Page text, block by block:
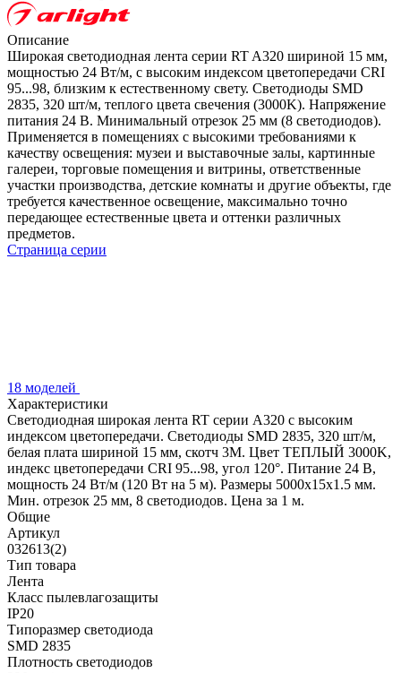
Описание
Широкая светодиодная лента серии RT A320 шириной 15 мм,
мощностью 24 Вт/м, с высоким индексом цветопередачи CRI
95...98, близким к естественному свету. Светодиоды SMD
2835, 320 шт/м, теплого цвета свечения (3000K). Напряжение
питания 24 В. Минимальный отрезок 25 мм (8 светодиодов).
Применяется в помещениях с высокими требованиями к
качеству освещения: музеи и выставочные залы, картинные
галереи, торговые помещения и витрины, ответственные
участки производства, детские комнаты и другие объекты, где
требуется качественное освещение, максимально точно
передающее естественные цвета и оттенки различных
предметов.
Страница серии
18 моделей
Характеристики
Светодиодная широкая лента RT серии A320 с высоким
индексом цветопередачи. Светодиоды SMD 2835, 320 шт/м,
белая плата шириной 15 мм, скотч 3М. Цвет ТЕПЛЫЙ 3000K,
индекс цветопередачи CRI 95...98, угол 120°. Питание 24 В,
мощность 24 Вт/м (120 Вт на 5 м). Размеры 5000х15х1.5 мм.
Мин. отрезок 25 мм, 8 светодиодов. Цена за 1 м.
Общие
Артикул
032613(2)
Тип товара
Лента
Класс пылевлагозащиты
IP20
Типоразмер светодиода
SMD 2835
Плотность светодиодов